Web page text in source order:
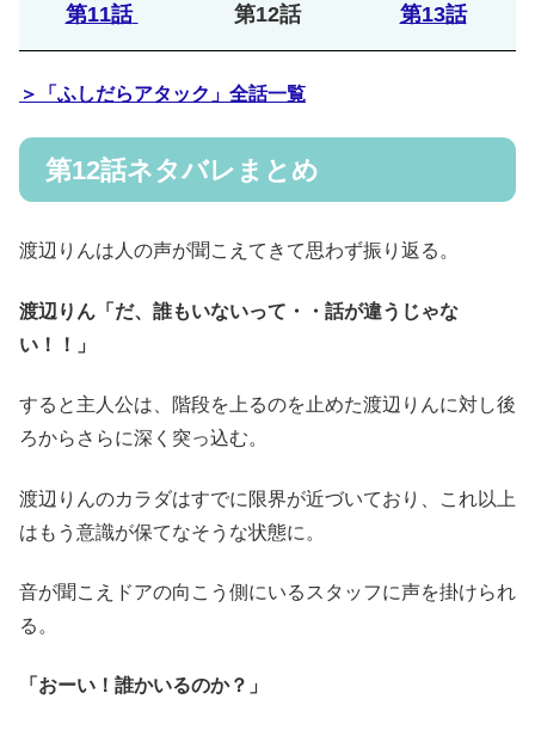
第11話 第12話 第13話
＞「ふしだらアタック」全話一覧
第12話ネタバレまとめ
渡辺りんは人の声が聞こえてきて思わず振り返る。
渡辺りん「だ、誰もいないって・・話が違うじゃな
い！！」
すると主人公は、階段を上るのを止めた渡辺りんに対し後
ろからさらに深く突っ込む。
渡辺りんのカラダはすでに限界が近づいており、これ以上
はもう意識が保てなそうな状態に。
音が聞こえドアの向こう側にいるスタッフに声を掛けられ
る。
「おーい！誰かいるのか？」